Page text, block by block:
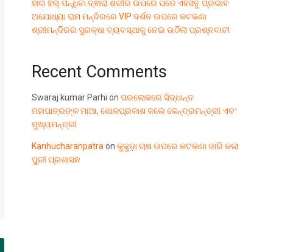
ହାଇ ହିଲ୍ ପିନ୍ଧିବା ଦ୍ଵାରା ଶରୀର ଉପରେ ପଡେ ଏହିସବୁ ପ୍ରଭାବ
ଅଯୋଧ୍ୟା ରାମ ମନ୍ଦିରରେ VIP ଦର୍ଶନ ଉପରେ କଟକଣା
ଶ୍ରୀମନ୍ଦିରର ସୁରକ୍ଷା ବ୍ୟବସ୍ଥାକୁ ନେଇ ଉଠିଲା ପ୍ରଶ୍ନବାଚୀ
Recent Comments
Swaraj kumar Parhi on ପରଲୋକରେ ସିଦ୍ଧାନ୍ତ
ମହାପାତ୍ରଙ୍କ ମାଆ, ଶୋକପ୍ରକାଶ କଲେ କେନ୍ଦ୍ରମନ୍ତ୍ରୀ ଏବଂ
ମୁଖ୍ୟମନ୍ତ୍ରୀ
Kanhucharanpatraon କୁକୁଡ଼ା ଚାଷ ଉପରେ କଟକଣା ଜାରି କଲା
ପୁରୀ ପ୍ରଶାସନ